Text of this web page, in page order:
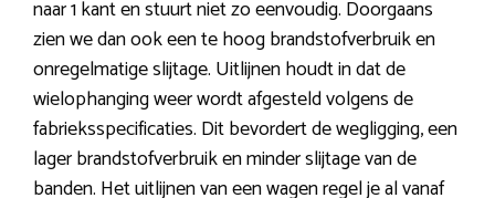
naar 1 kant en stuurt niet zo eenvoudig. Doorgaans
zien we dan ook een te hoog brandstofverbruik en
onregelmatige slijtage. Uitlijnen houdt in dat de
wielophanging weer wordt afgesteld volgens de
fabrieksspecificaties. Dit bevordert de wegligging, een
lager brandstofverbruik en minder slijtage van de
banden. Het uitlijnen van een wagen regel je al vanaf